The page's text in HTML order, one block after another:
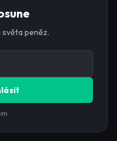
světa peněz.